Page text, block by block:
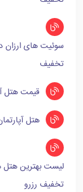
تخفیف
قیمت هتل
هتل
تخفیف رزرو